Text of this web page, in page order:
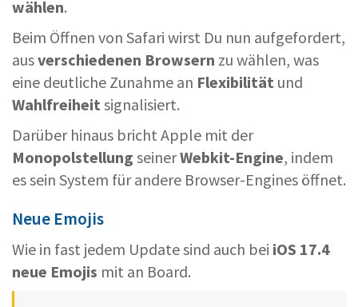
wählen.
Beim Öffnen von Safari wirst Du nun aufgefordert,
ausverschiedenen Browsern zu wählen, was
eine deutliche Zunahme an Flexibilität und
Wahlfreiheit signalisiert.
Darüber hinaus bricht Apple mit der
Monopolstellung seinerWebkit-Engine, indem
es sein System für andere Browser-Engines öffnet.
Neue Emojis
Wie in fast jedem Update sind auch bei iOS 17.4
neue Emojis mit an Board.